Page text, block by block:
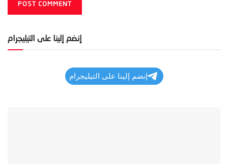
إنضم إلينا على التيليجرام
إنضم إلينا على التيليجرام